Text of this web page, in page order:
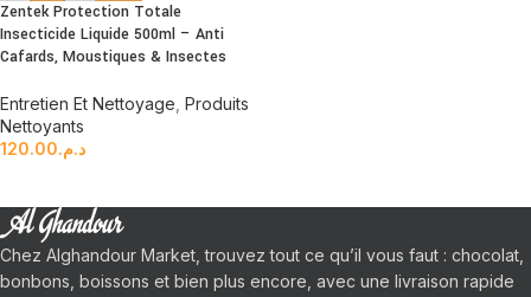
Zentek Protection Totale
Insecticide Liquide 500ml – Anti
Cafards, Moustiques & Insectes
Entretien Et Nettoyage Produits
Nettoyants
د.م.120.00
Chez Alghandour Market, trouvez tout ce qu’il vous faut : chocolat,
bonbons, boissons et bien plus encore, avec une livraison rapide